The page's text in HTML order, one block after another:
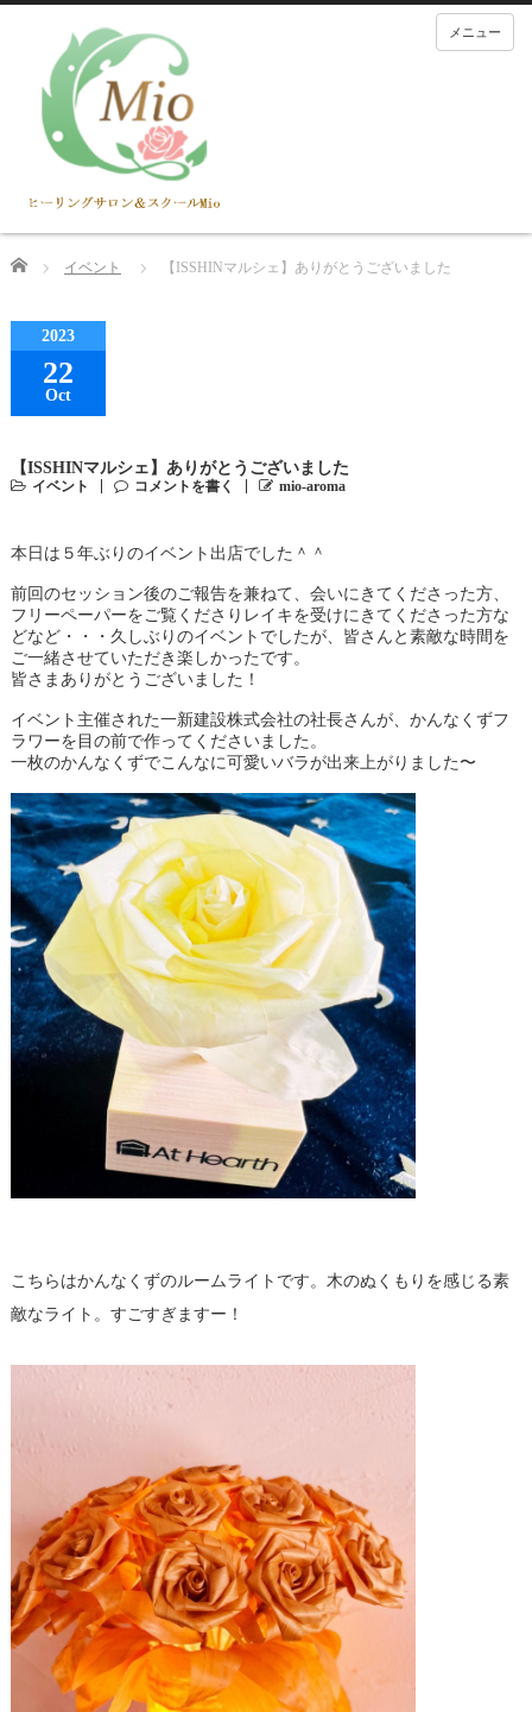
メニュー
Home イベント 【ISSHINマルシェ】ありがとうございました
2023
22
Oct
【ISSHINマルシェ】ありがとうございました
イベント コメントを書く mio-aroma
本日は５年ぶりのイベント出店でした＾＾
前回のセッション後のご報告を兼ねて、会いにきてくださった方、
フリーペーパーをご覧くださりレイキを受けにきてくださった方な
どなど・・・久しぶりのイベントでしたが、皆さんと素敵な時間を
ご一緒させていただき楽しかったです。
皆さまありがとうございました！
イベント主催された一新建設株式会社の社長さんが、かんなくずフ
ラワーを目の前で作ってくださいました。
一枚のかんなくずでこんなに可愛いバラが出来上がりました〜
こちらはかんなくずのルームライトです。木のぬくもりを感じる素
敵なライト。すごすぎますー！